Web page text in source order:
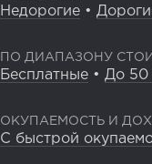
Недорогие •
ПО ДИАПАЗОНУ
Бесплатные • До 50
ОКУПАЕМОСТЬ И
С быстрой